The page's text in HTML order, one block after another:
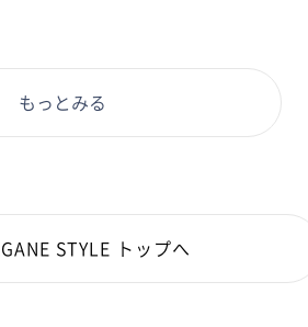
インとの
もしれません😌
ありがとうございます☺︎
もっとみる
STYLE トップへ